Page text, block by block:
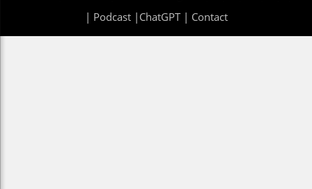
| Podcast| ChatGPT| Contact